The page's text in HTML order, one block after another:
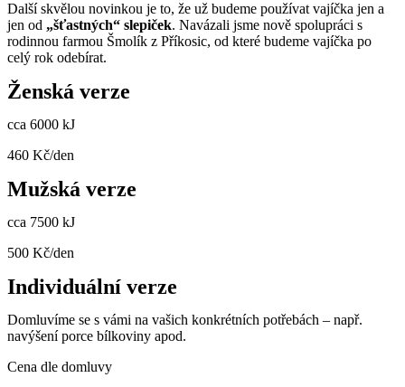
Další skvělou novinkou je to, že už budeme používat vajíčka jen a
jen od „šťastných“ slepiček. Navázali jsme nově spolupráci s
rodinnou farmou Šmolík z Příkosic, od které budeme vajíčka po
celý rok odebírat.
Ženská verze
cca 6000 kJ
460 Kč/den
Mužská verze
cca 7500 kJ
500 Kč/den
Individuální verze
Domluvíme se s vámi na vašich konkrétních potřebách – např.
navýšení porce bílkoviny apod.
Cena dle domluvy